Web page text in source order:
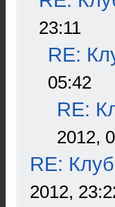
23:11
RE:
05:42
RE:
2012,
RE:
2012,